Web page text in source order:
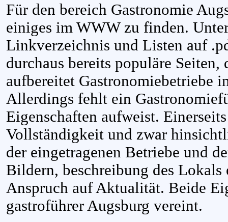
Für den bereich Gastronomie
einiges im WWW zu finden.
Linkverzeichnis und Listen auf
durchaus bereits populäre
aufbereitet Gastronomiebetriebe
Allerdings fehlt ein
Eigenschaften aufweist.
Vollständigkeit und zwar
der eingetragenen Betriebe und
Bildern, beschreibung des Lokals
Anspruch auf Aktualität. Beide
gastroführer Augsburg vereint.